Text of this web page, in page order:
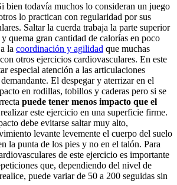
bien todavía muchos lo consideran un juego
lo practican con regularidad por sus
Saltar la cuerda trabaja la parte superior
quema gran cantidad de calorías en poco
la coordinación y agilidad que muchas
otros ejercicios cardiovasculares. En este
especial atención a las articulaciones
El despegar y aterrizar en el
en rodillas, tobillos y caderas pero si se
puede tener menos impacto que el
este ejercicio en una superficie firme.
debe evitarse saltar muy alto,
levante levemente el cuerpo del suelo
la punta de los pies y no en el talón. Para
de este ejercicio es importante
que, dependiendo del nivel de
puede variar de 50 a 200 seguidas sin